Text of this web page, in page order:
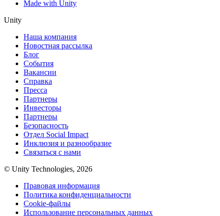
Made with Unity
Unity
Наша компания
Новостная рассылка
Блог
События
Вакансии
Справка
Пресса
Партнеры
Инвесторы
Партнеры
Безопасность
Отдел Social Impact
Инклюзия и разнообразие
Связаться с нами
© Unity Technologies, 2026
Правовая информация
Политика конфиденциальности
Cookie-файлы
Использование персональных данных